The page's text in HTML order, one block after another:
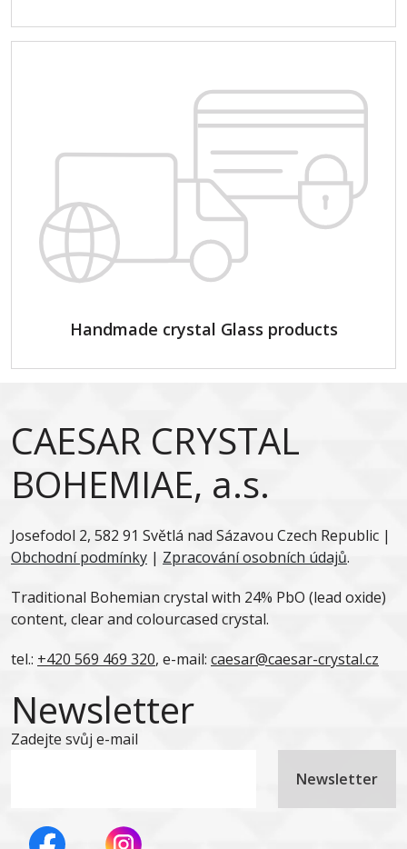
Handmade crystal Glass products
CAESAR CRYSTAL
BOHEMIAE, a.s.
Josefodol 2, 582 91 Světlá nad Sázavou Czech Republic |
Obchodní podmínky | Zpracování osobních údajů.
Traditional Bohemian crystal with 24% PbO (lead oxide)
content, clear and colourcased crystal.
tel.: +420 569 469 320, e-mail: caesar@caesar-crystal.cz
Newsletter
Zadejte svůj e-mail